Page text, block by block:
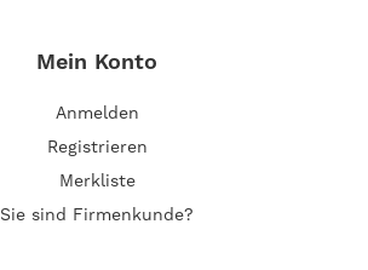
Mein Konto
Anmelden
Registrieren
Merkliste
Sie sind Firmenkunde?